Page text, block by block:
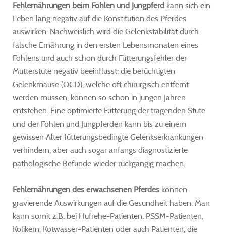
Fehlernährungen beim Fohlen und Jungpferd kann sich ein
Leben lang negativ auf die Konstitution des Pferdes
auswirken. Nachweislich wird die Gelenkstabilität durch
falsche Ernährung in den ersten Lebensmonaten eines
Fohlens und auch schon durch Fütterungsfehler der
Mutterstute negativ beeinflusst; die berüchtigten
Gelenkmäuse (OCD), welche oft chirurgisch entfernt
werden müssen, können so schon in jungen Jahren
entstehen. Eine optimierte Fütterung der tragenden Stute
und der Fohlen und Jungpferden kann bis zu einem
gewissen Alter fütterungsbedingte Gelenkserkrankungen
verhindern, aber auch sogar anfangs diagnostizierte
pathologische Befunde wieder rückgängig machen.
Fehlernährungen des erwachsenen Pferdes können
gravierende Auswirkungen auf die Gesundheit haben. Man
kann somit z.B. bei Hufrehe-Patienten, PSSM-Patienten,
Kolikern, Kotwasser-Patienten oder auch Patienten, die